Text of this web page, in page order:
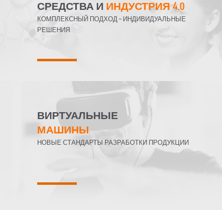
СРЕДСТВА И ИНДУСТРИЯ 4.0
КОМПЛЕКСНЫЙ ПОДХОД – ИНДИВИДУАЛЬНЫЕ
РЕШЕНИЯ
ВИРТУАЛЬНЫЕ
МАШИНЫ
НОВЫЕ СТАНДАРТЫ РАЗРАБОТКИ ПРОДУКЦИИ